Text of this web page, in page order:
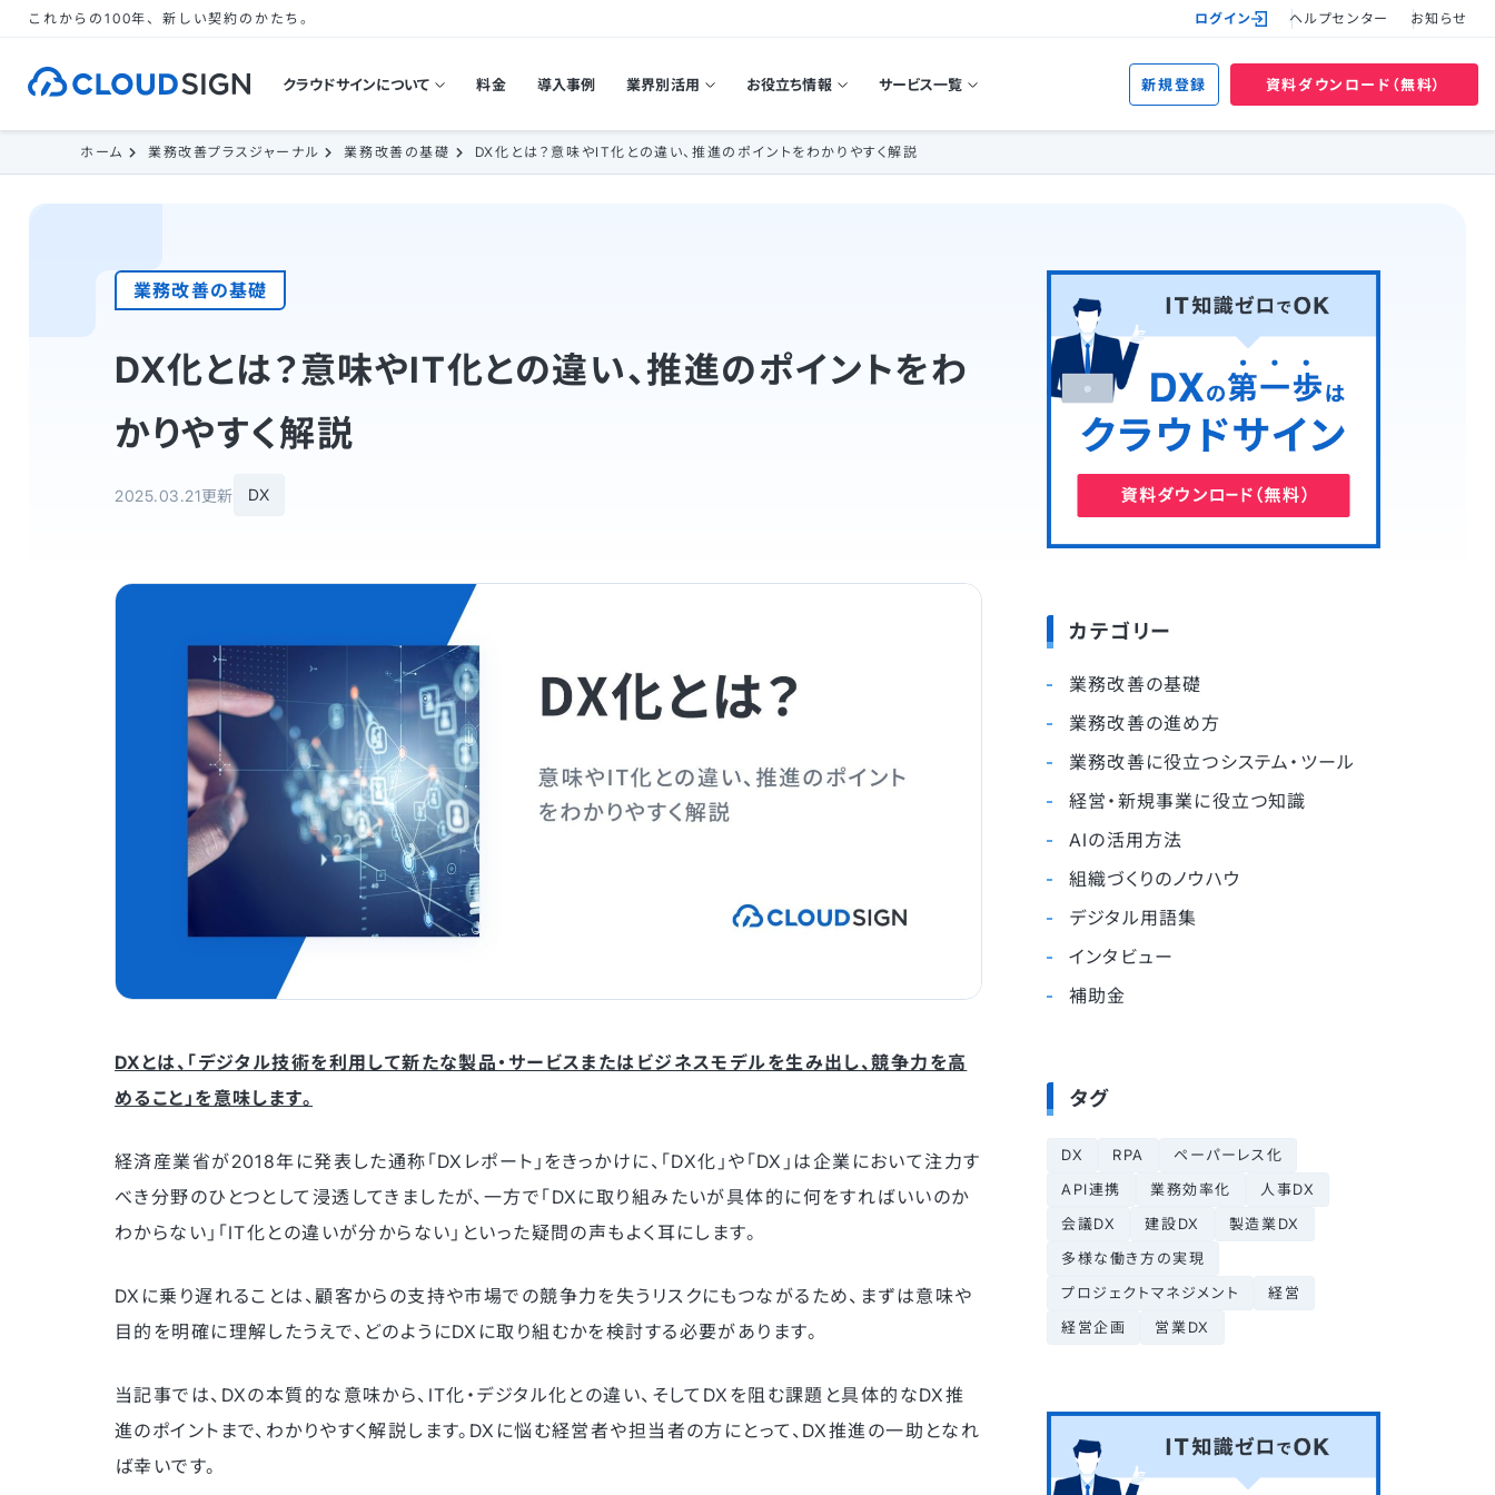
これからの100年、新しい契約のかたち。 ログイン ヘルプセンター お知らせ
クラウドサインについて 料金 導入事例 業界別活用 お役立ち情報 サービス一覧 新規登録 資料ダウンロード（無料）
ホーム 業務改善プラスジャーナル 業務改善の基礎 DX化とは？意味やIT化との違い、推進のポイントをわかりやすく解説
業務改善の基礎
DX化とは？意味やIT化との違い、推進のポイントをわ
かりやすく解説
2025.03.21更新 DX
DXとは、「デジタル技術を利用して新たな製品・サービスまたはビジネスモデルを生み出し、競争力を高
めること」を意味します。
経済産業省が2018年に発表した通称「DXレポート」をきっかけに、「DX化」や「DX」は企業において注力す
べき分野のひとつとして浸透してきましたが、一方で「DXに取り組みたいが具体的に何をすればいいのか
わからない」「IT化との違いが分からない」といった疑問の声もよく耳にします。
DXに乗り遅れることは、顧客からの支持や市場での競争力を失うリスクにもつながるため、まずは意味や
目的を明確に理解したうえで、どのようにDXに取り組むかを検討する必要があります。
当記事では、DXの本質的な意味から、IT化・デジタル化との違い、そしてDXを阻む課題と具体的なDX推
進のポイントまで、わかりやすく解説します。DXに悩む経営者や担当者の方にとって、DX推進の一助となれ
ば幸いです。
カテゴリー
業務改善の基礎
業務改善の進め方
業務改善に役立つシステム・ツール
経営・新規事業に役立つ知識
AIの活用方法
組織づくりのノウハウ
デジタル用語集
インタビュー
補助金
タグ
DX RPA
ペーパーレス化
API連携
業務効率化
人事DX
会議DX
建設DX
製造業DX
多様な働き方の実現
プロジェクトマネジメント
経営
経営企画
営業DX